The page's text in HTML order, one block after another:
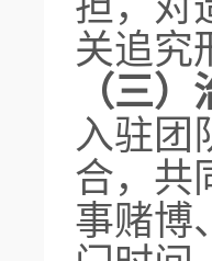
关追究
（三
入驻团
合，共
事赌博